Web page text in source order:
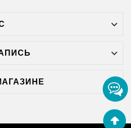


